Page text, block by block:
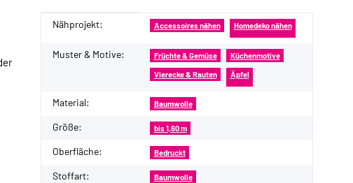
Produkteigenschaft
Wert
Nähprojekt: Accessoires nähen Homedeko nähen
Muster & Motive: Früchte & Gemüse Küchenmotive
Vierecke & Rauten Äpfel
Material: Baumwolle
Größe: bis 1,60 m
Oberfläche: Bedruckt
Stoffart: Baumwolle